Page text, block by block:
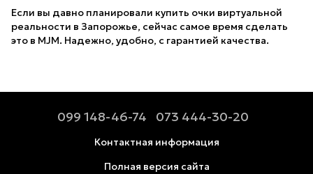
Если вы давно планировали купить очки виртуальной
реальности в Запорожье, сейчас самое время сделать
это в MJM. Надежно, удобно, с гарантией качества.
099 148-46-74 073 444-30-20
Контактная информация
Полная версия сайта